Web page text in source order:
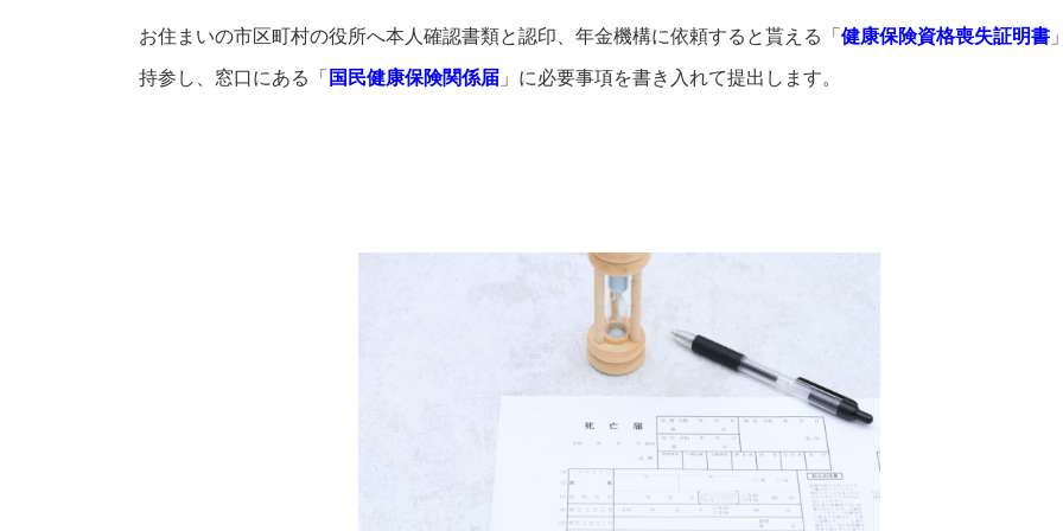
お住まいの市区町村の役所へ本人確認書類と認印、年金機構に依頼すると貰える「 健康保険資格喪失証明書
持参し、窓口にある「 国民健康保険関係届 」に必要事項を書き入れて提出します。